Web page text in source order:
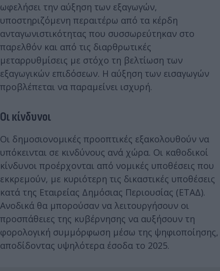
ωφελήσει την αύξηση των εξαγωγών,
υποστηριζόμενη περαιτέρω από τα κέρδη
ανταγωνιστικότητας που συσσωρεύτηκαν στο
παρελθόν και από τις διαρθρωτικές
μεταρρυθμίσεις με στόχο τη βελτίωση των
εξαγωγικών επιδόσεων. Η αύξηση των εισαγωγών
προβλέπεται να παραμείνει ισχυρή.
Οι κίνδυνοι
Οι δημοσιονομικές προοπτικές εξακολουθούν να
υπόκεινται σε κινδύνους ανά χώρα. Οι καθοδικοί
κίνδυνοι προέρχονται από νομικές υποθέσεις που
εκκρεμούν, με κυριότερη τις δικαστικές υποθέσεις
κατά της Εταιρείας Δημόσιας Περιουσίας (ΕΤΑΔ).
Ανοδικά θα μπορούσαν να λειτουργήσουν οι
προσπάθειες της κυβέρνησης να αυξήσουν τη
φορολογική συμμόρφωση μέσω της ψηφιοποίησης,
αποδίδοντας υψηλότερα έσοδα το 2025.